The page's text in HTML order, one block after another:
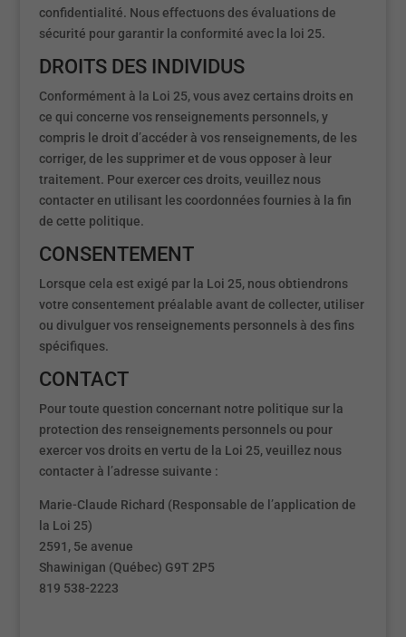
confidentialité. Nous effectuons des évaluations de
sécurité pour garantir la conformité avec la loi 25.
DROITS DES INDIVIDUS
Conformément à la Loi 25, vous avez certains droits en
ce qui concerne vos renseignements personnels, y
compris le droit d’accéder à vos renseignements, de les
corriger, de les supprimer et de vous opposer à leur
traitement. Pour exercer ces droits, veuillez nous
contacter en utilisant les coordonnées fournies à la fin
de cette politique.
CONSENTEMENT
Lorsque cela est exigé par la Loi 25, nous obtiendrons
votre consentement préalable avant de collecter, utiliser
ou divulguer vos renseignements personnels à des fins
spécifiques.
CONTACT
Pour toute question concernant notre politique sur la
protection des renseignements personnels ou pour
exercer vos droits en vertu de la Loi 25, veuillez nous
contacter à l’adresse suivante :
Marie-Claude Richard (Responsable de l’application de
la Loi 25)
2591, 5e avenue
Shawinigan (Québec) G9T 2P5
819 538-2223